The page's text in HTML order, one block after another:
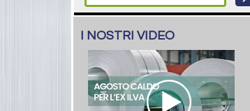
I NOSTRI VIDEO